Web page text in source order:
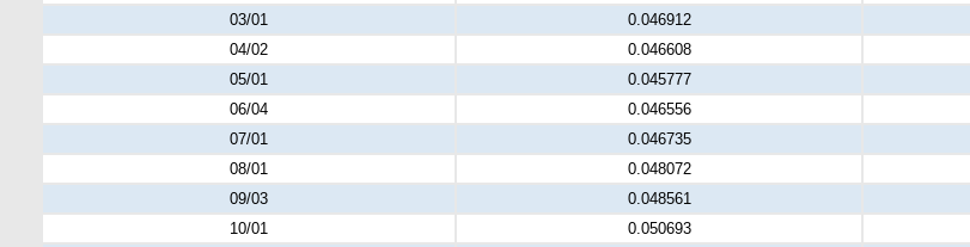
03/01
0.046912
04/02
0.046608
05/01
0.045777
06/04
0.046556
07/01
0.046735
08/01
0.048072
09/03
0.048561
10/01
0.050693